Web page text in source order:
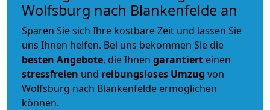
Wolfsburg nach Blankenfelde an
Sparen Sie sich Ihre kostbare Zeit und lassen Sie
uns Ihnen helfen. Bei uns bekommen Sie die
besten Angebote, die Ihnen garantiert einen
stressfreien und reibungsloses Umzug von
Wolfsburg nach Blankenfelde ermöglichen
können.